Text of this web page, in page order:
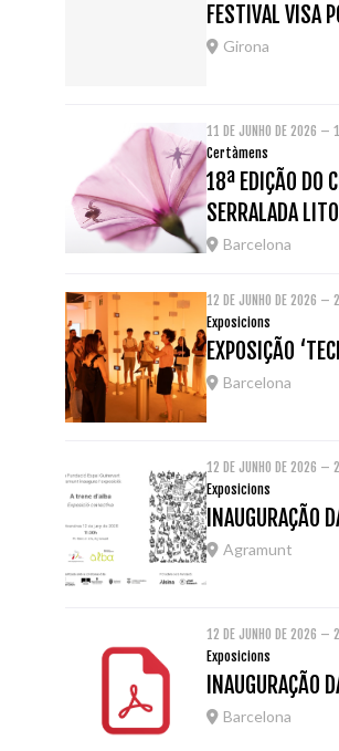
FESTIVAL VISA
Girona
11 DE JUNHO DE 2026 –
Certàmens
18ª EDIÇÃO DO
SERRALADA
Barcelona
12 DE JUNHO DE 2026 –
Exposicions
EXPOSIÇÃO
Barcelona
12 DE JUNHO DE 2026 –
Exposicions
INAUGURAÇÃO
Agramunt
12 DE JUNHO DE 2026 –
Exposicions
INAUGURAÇÃO
Barcelona